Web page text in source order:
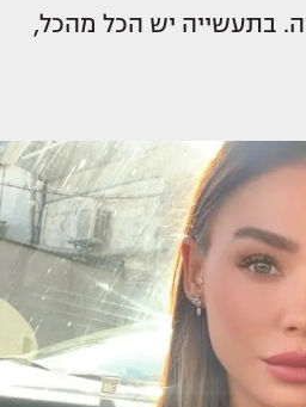
בתעשייה יש הכל מהכל,